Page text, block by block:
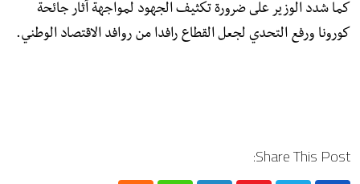
كما شدد الوزير على ضرورة تكثيف الجهود لمواجهة آثار جائحة
كورونا ورفع التحدي لجعل القطاع رافدا من روافد الاقتصاد الوطني.
Share This Post: